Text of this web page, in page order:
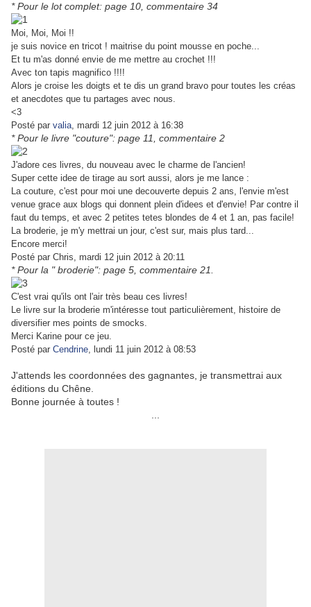
* Pour le lot complet: page 10, commentaire 34
Moi, Moi, Moi !!
je suis novice en tricot ! maitrise du point mousse en poche...
Et tu m'as donné envie de me mettre au crochet !!!
Avec ton tapis magnifico !!!!
Alors je croise les doigts et te dis un grand bravo pour toutes les créas
et anecdotes que tu partages avec nous.
<3
Posté par valia, mardi 12 juin 2012 à 16:38
* Pour le livre "couture": page 11, commentaire 2
J'adore ces livres, du nouveau avec le charme de l'ancien!
Super cette idee de tirage au sort aussi, alors je me lance :
La couture, c'est pour moi une decouverte depuis 2 ans, l'envie m'est
venue grace aux blogs qui donnent plein d'idees et d'envie! Par contre il
faut du temps, et avec 2 petites tetes blondes de 4 et 1 an, pas facile!
La broderie, je m'y mettrai un jour, c'est sur, mais plus tard...
Encore merci!
Posté par Chris, mardi 12 juin 2012 à 20:11
* Pour la " broderie": page 5, commentaire 21.
C'est vrai qu'ils ont l'air très beau ces livres!
Le livre sur la broderie m'intéresse tout particulièrement, histoire de
diversifier mes points de smocks.
Merci Karine pour ce jeu.
Posté par Cendrine, lundi 11 juin 2012 à 08:53
J'attends les coordonnées des gagnantes, je transmettrai aux
éditions du Chêne.
Bonne journée à toutes !